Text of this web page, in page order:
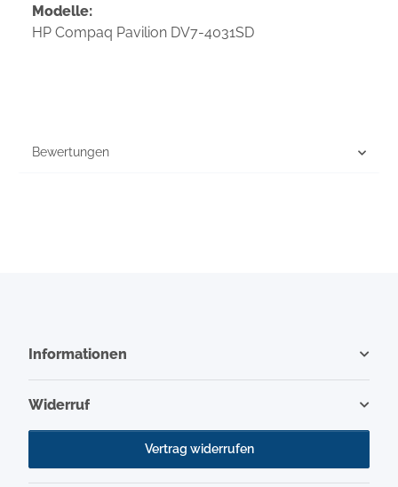
Modelle:
HP Compaq Pavilion DV7-4031SD
Bewertungen
Informationen
Widerruf
Vertrag widerrufen